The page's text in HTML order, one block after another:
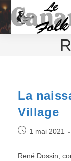
Skip
to
content
La
Village
Publication
1 mai 2021
René Dossin,